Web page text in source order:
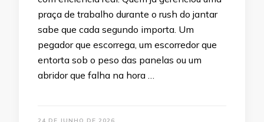
praça de trabalho durante o rush do jantar
sabe que cada segundo importa. Um
pegador que escorrega, um escorredor que
entorta sob o peso das panelas ou um
abridor que falha na hora …